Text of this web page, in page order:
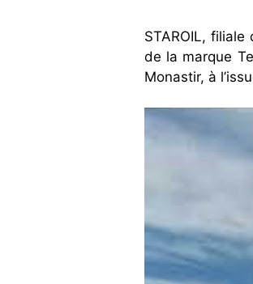
STAROIL,
de la marque
Monastir, à